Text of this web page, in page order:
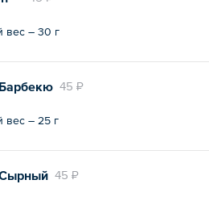
вес – 30 г
45 ₽
– 25 г
45 ₽